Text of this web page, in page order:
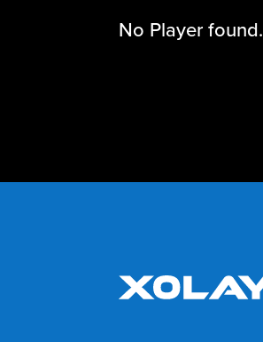
No Player found.